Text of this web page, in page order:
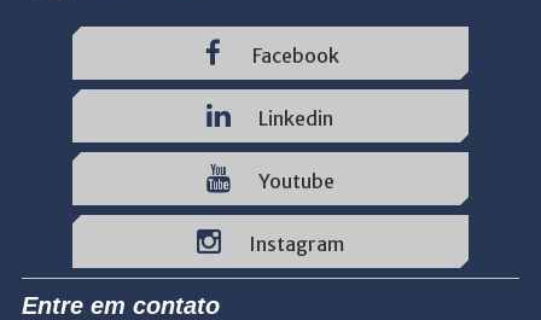
Facebook
Linkedin
Youtube
Instagram
Entre em contato